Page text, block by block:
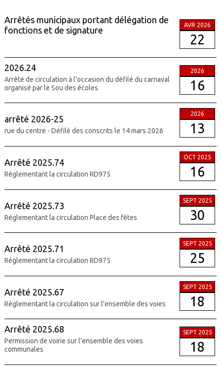
Arrêtés municipaux portant délégation de
fonctions et de signature
AVR 2026
22
2026.24
Arrêté de circulation à l'occasion du défilé du carnaval
organisé par le Sou des écoles
2026
16
arrêté 2026-25
rue du centre - Défilé des conscrits le 14 mars 2026
2026
13
Arrêté 2025.74
Réglementant la circulation RD975
OCT 2025
16
Arrêté 2025.73
Réglementant la circulation Place des fêtes
SEPT 2025
30
Arrêté 2025.71
Réglementant la circulation RD975
SEPT 2025
25
Arrêté 2025.67
Réglementant la circulation sur l'ensemble des voies
SEPT 2025
18
Arrêté 2025.68
Permission de voirie sur l'ensemble des voies
communales
SEPT 2025
18